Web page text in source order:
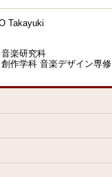
Takayuki
楽研究科
作学科 音楽デザイン専修